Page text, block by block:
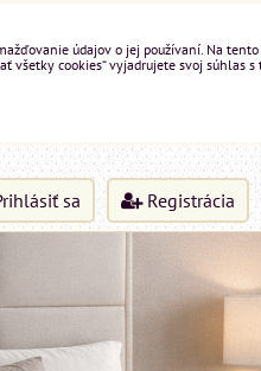
sa Registrácia
údajov o jej používaní. Na
cookies“ vyjadrujete svoj súhlas